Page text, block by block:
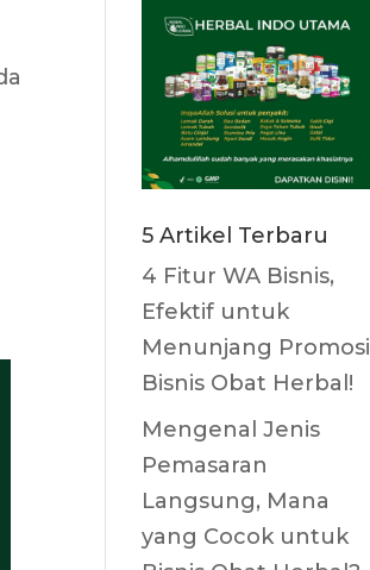
5 Artikel Terbaru
4 Fitur WA Bisnis,
Efektif untuk
Menunjang Promosi
Bisnis Obat Herbal!
Mengenal Jenis
Pemasaran
Langsung, Mana
yang Cocok untuk